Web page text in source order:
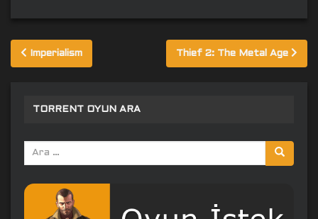
Yazı
gezinmesi
Imperialism Thief 2: The Metal Age
TORRENT OYUN ARA
Arama
yap: